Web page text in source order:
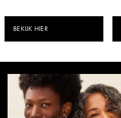
BEKIJK HIER